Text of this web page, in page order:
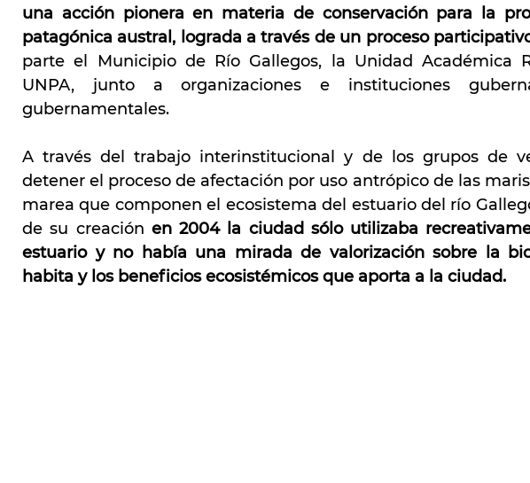
una acción pionera en materia de conservación para la
patagónica austral, lograda a través de un proceso
parte el Municipio de Río Gallegos, la Unidad Académica
UNPA, junto a organizaciones e instituciones
gubernamentales.
A través del trabajo interinstitucional y de los grupos de
detener el proceso de afectación por uso antrópico de las
marea que componen el ecosistema del estuario del río
de su creación en 2004
la ciudad sólo utilizaba
estuario y no había una mirada de valorización sobre la
habita y los beneficios ecosistémicos que aporta a la ciudad.